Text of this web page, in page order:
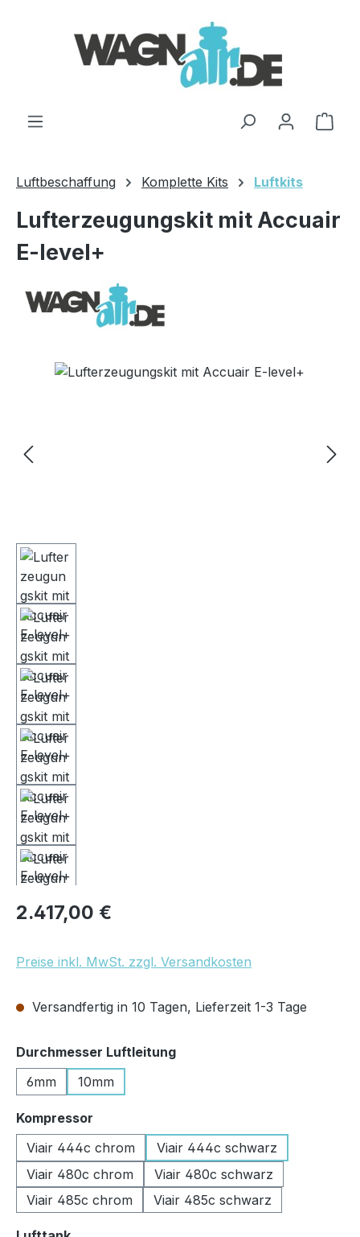
Luftbeschaffung Komplette Kits Luftkits
Lufterzeugungskit mit Accuair
E-level+
Bildergalerie überspringen
Regulärer Preis:
2.417,00 €
Preise inkl. MwSt. zzgl. Versandkosten
Versandfertig in 10 Tagen, Lieferzeit 1-3 Tage
Durchmesser Luftleitungauswählen
6mm
10mm
Kompressor
Viair 444c chrom
Viair 444c schwarz
Viair 480c chrom
Viair 480c schwarz
Viair 485c chrom
Viair 485c schwarz